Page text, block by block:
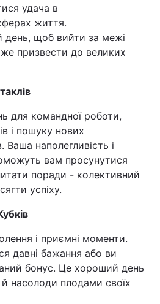
удача в
життя.
день, щоб вийти за межі
призвести до великих
для командної роботи,
і пошуку нових
Ваша наполегливість і
вам просунутися
поради - колективний
успіху.
і приємні моменти.
давні бажання або ви
бонус. Це хороший день
насолоди плодами своїх